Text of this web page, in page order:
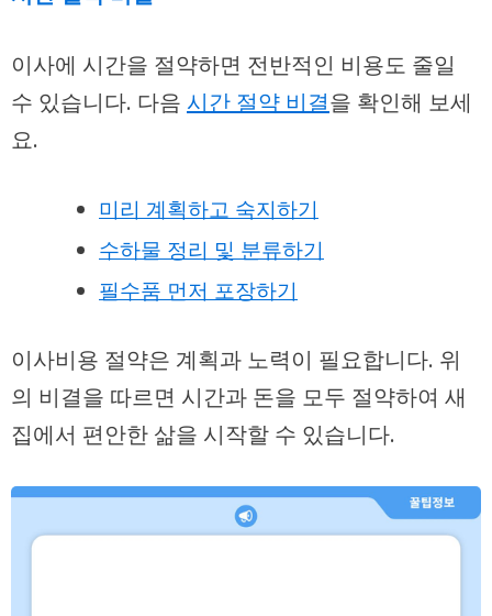
이사에 시간을 절약하면 전반적인 비용도 줄일
수 있습니다. 다음 시간 절약 비결을 확인해 보세
요.
미리 계획하고 숙지하기
수하물 정리 및 분류하기
필수품 먼저 포장하기
이사비용 절약은 계획과 노력이 필요합니다. 위
의 비결을 따르면 시간과 돈을 모두 절약하여 새
집에서 편안한 삶을 시작할 수 있습니다.